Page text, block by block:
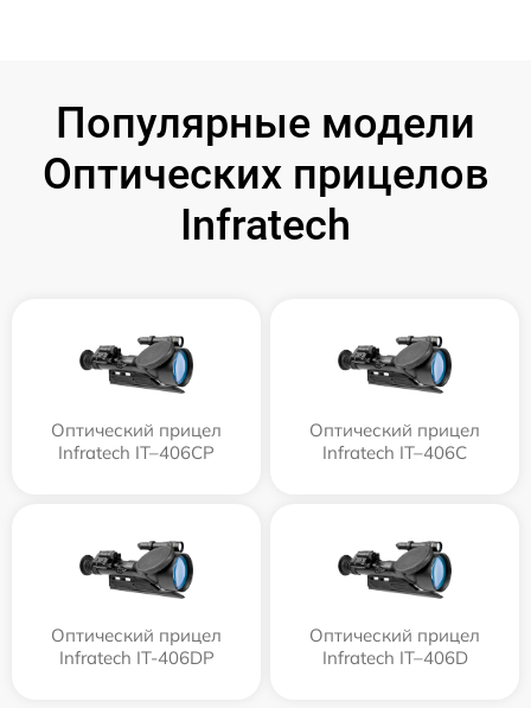
Популярные модели
Оптических прицелов
Infratech
Оптический прицел
Infratech IT–406СP
Оптический прицел
Infratech IT–406С
Оптический прицел
Infratech IT-406DP
Оптический прицел
Infratech IT–406D